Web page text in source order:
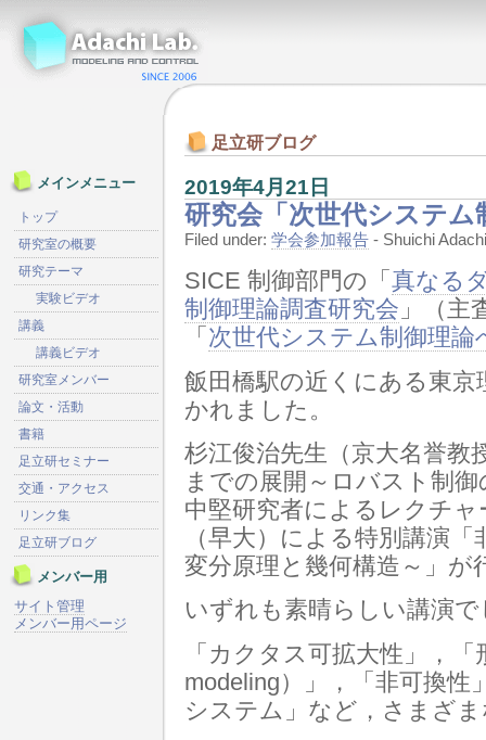
足立研ブログ
2019年4月21日
研究会「次世代システ
Filed under: 学会参加報告 - Shuichi
SICE 制御部門の「 真なる
制御理論調査研究会 」（主
「 次世代システム制御理論
飯田橋駅の近くにある東
かれました。
杉江俊治先生（京大名誉教
までの展開～ロバスト制
中堅研究者によるレクチ
（早大）による特別講演
変分原理と幾何構造～」が
いずれも素晴らしい講演で
「カクタス可拡大性」，
modeling）」，「非可換性
システム」など，さまざ
メインメニュー
トップ
研究室の概要
研究テーマ
実験ビデオ
講義
講義ビデオ
研究室メンバー
論文・活動
書籍
足立研セミナー
交通・アクセス
リンク集
足立研ブログ
メンバー用
サイト管理
メンバー用ページ